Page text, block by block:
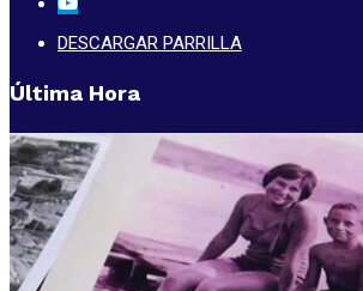
DESCARGAR PARRILLA
Última Hora